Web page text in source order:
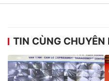
TIN CÙNG CHUYÊN